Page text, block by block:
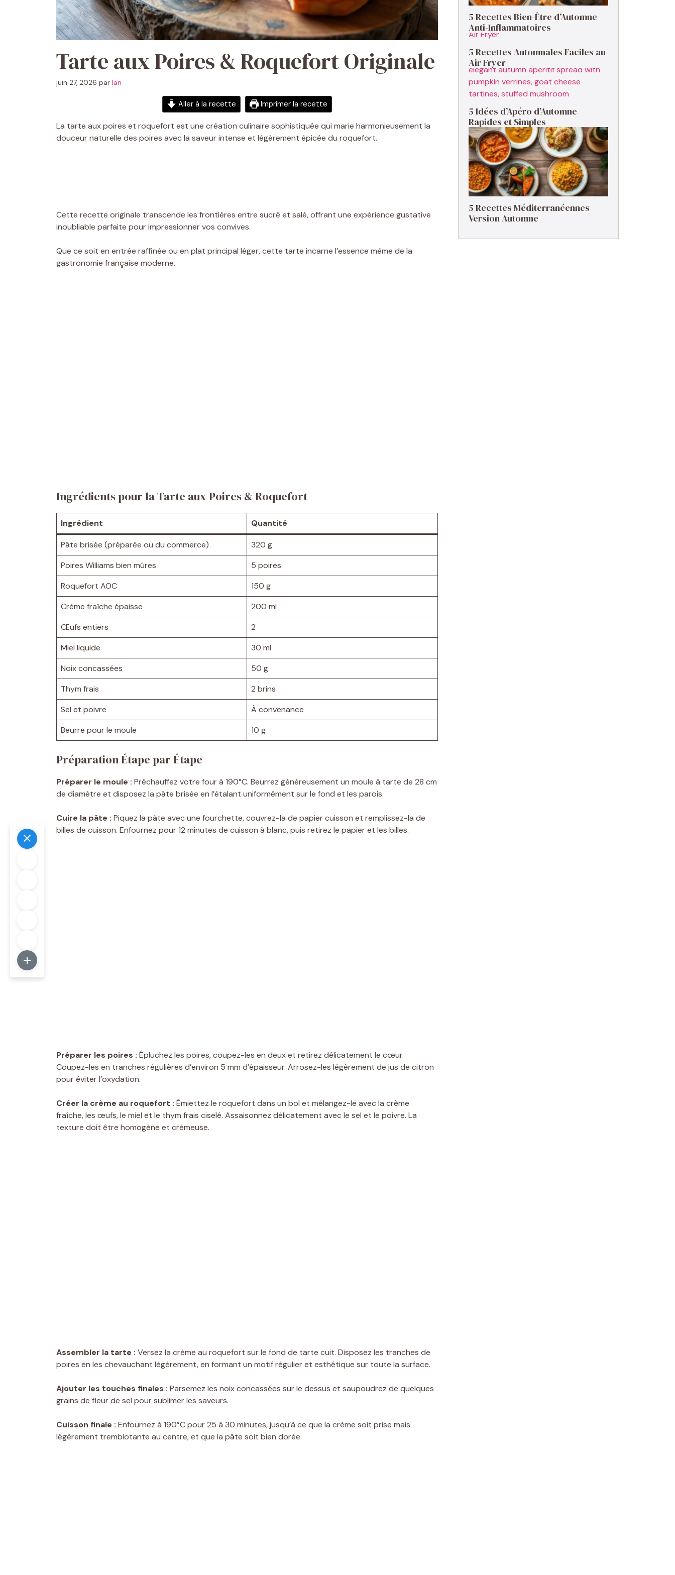
Tarte aux Poires & Roquefort Originale
juin 27, 2026 par Ian
Aller à la recette Imprimer la recette
La tarte aux poires et roquefort est une création culinaire sophistiquée qui marie harmonieusement la
douceur naturelle des poires avec la saveur intense et légèrement épicée du roquefort.
Cette recette originale transcende les frontières entre sucré et salé, offrant une expérience gustative
inoubliable parfaite pour impressionner vos convives.
Que ce soit en entrée raffinée ou en plat principal léger, cette tarte incarne l’essence même de la
gastronomie française moderne.
Ingrédients pour la Tarte aux Poires & Roquefort
Ingrédient Quantité
Pâte brisée (préparée ou du commerce)
320 g
Poires Williams bien mûres
5 poires
Roquefort AOC
150 g
Crème fraîche épaisse
200 ml
Œufs entiers
2
Miel liquide
30 ml
Noix concassées
50 g
Thym frais
2 brins
Sel et poivre
À convenance
Beurre pour le moule
10 g
Préparation Étape par Étape
Préparer le moule : Préchauffez votre four à 190°C. Beurrez généreusement un moule à tarte de 28 cm
de diamètre et disposez la pâte brisée en l’étalant uniformément sur le fond et les parois.
Cuire la pâte : Piquez la pâte avec une fourchette, couvrez-la de papier cuisson et remplissez-la de
billes de cuisson. Enfournez pour 12 minutes de cuisson à blanc, puis retirez le papier et les billes.
Préparer les poires : Épluchez les poires, coupez-les en deux et retirez délicatement le cœur.
Coupez-les en tranches régulières d’environ 5 mm d’épaisseur. Arrosez-les légèrement de jus de citron
pour éviter l’oxydation.
Créer la crème au roquefort : Émiettez le roquefort dans un bol et mélangez-le avec la crème
fraîche, les œufs, le miel et le thym frais ciselé. Assaisonnez délicatement avec le sel et le poivre. La
texture doit être homogène et crémeuse.
Assembler la tarte : Versez la crème au roquefort sur le fond de tarte cuit. Disposez les tranches de
poires en les chevauchant légèrement, en formant un motif régulier et esthétique sur toute la surface.
Ajouter les touches finales : Parsemez les noix concassées sur le dessus et saupoudrez de quelques
grains de fleur de sel pour sublimer les saveurs.
Cuisson finale : Enfournez à 190°C pour 25 à 30 minutes, jusqu’à ce que la crème soit prise mais
légèrement tremblotante au centre, et que la pâte soit bien dorée.
5 Recettes Bien-Être d’Automne
Anti-Inflammatoires
5 Recettes Automnales Faciles au
Air Fryer
5 Idées d’Apéro d’Automne
Rapides et Simples
5 Recettes Méditerranéennes
Version Automne